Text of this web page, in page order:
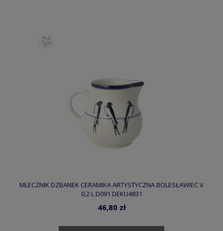
MLECZNIK DZBANEK CERAMIKA ARTYSTYCZNA BOLESŁAWIEC V
0,2 L D091 DEKU4831
46,80 zł